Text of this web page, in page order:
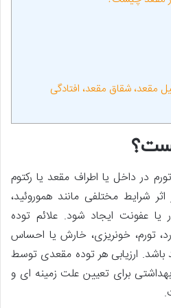
مقعد، شقاق مقعد، افتادگی
در داخل یا اطراف مقعد یا رکتوم
شرایط مختلفی مانند هموروئید،
یا عفونت ایجاد شود. علائم توده
تورم، خونریزی، خارش یا احساس
باشد. ارزیابی هر توده مقعدی توسط
برای تعیین علت زمینه ای و